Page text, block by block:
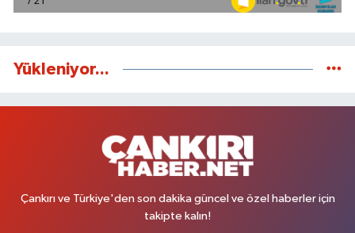
Yükleniyor...
Çankırı ve Türkiye'den son dakika güncel ve özel haberler için
takipte kalın!